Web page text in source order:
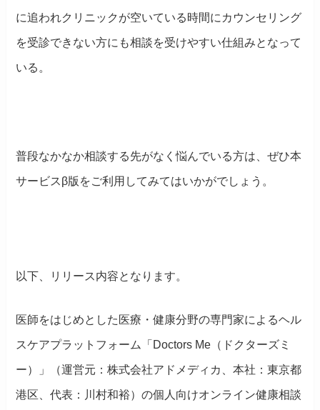
に追われクリニックが空いている時間にカウンセリング
を受診できない方にも相談を受けやすい仕組みとなって
いる。
普段なかなか相談する先がなく悩んでいる方は、ぜひ本
サービスβ版をご利用してみてはいかがでしょう。
以下、リリース内容となります。
医師をはじめとした医療・健康分野の専門家によるヘル
スケアプラットフォーム「Doctors Me（ドクターズミ
ー）」（運営元：株式会社アドメディカ、本社：東京都
港区、代表：川村和裕）の個人向けオンライン健康相談